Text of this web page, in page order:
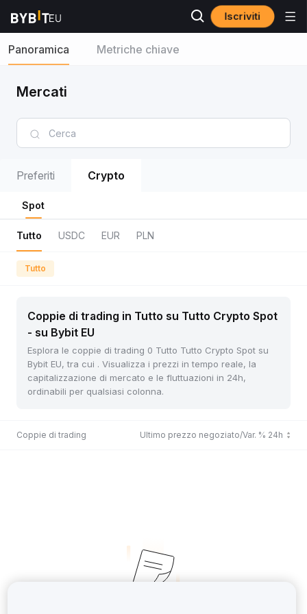
Iscriviti
Panoramica Metriche chiave
Mercati
Preferiti Crypto
Spot
Tutto USDC EUR PLN
Tutto
Coppie di trading in Tutto su Tutto Crypto Spot
- su Bybit EU
Esplora le coppie di trading 0 Tutto Tutto Crypto Spot su
Bybit EU, tra cui . Visualizza i prezzi in tempo reale, la
capitalizzazione di mercato e le fluttuazioni in 24h,
ordinabili per qualsiasi colonna.
Coppie di trading Ultimo prezzo negoziato/Var. % 24h